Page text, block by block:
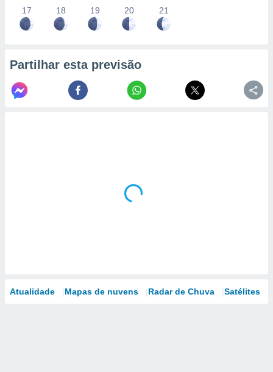
17 18 19 20 21
Partilhar esta previsão
Atualidade Mapas de nuvens Radar de Chuva Satélites